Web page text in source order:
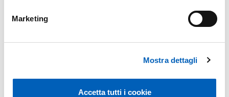
Marketing
Mostra dettagli
Accetta tutti i cookie
AZIENDA AGRARIA SPERIMENTALE
- Gli
per la sperimentazione e formazione continua.
Azienda Stuard selezioneranno con gli agronomi locali le